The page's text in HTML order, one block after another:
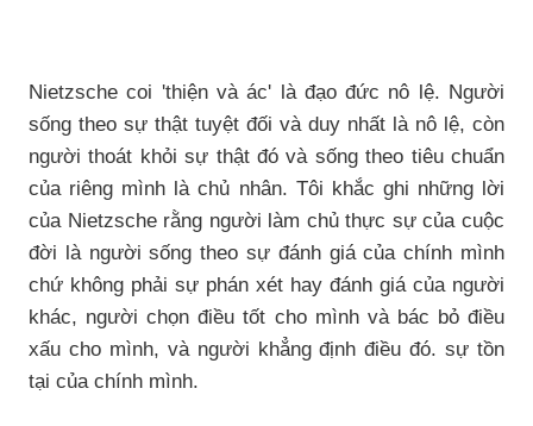
Nietzsche coi 'thiện và ác' là đạo đức nô lệ. Người
sống theo sự thật tuyệt đối và duy nhất là nô lệ, còn
người thoát khỏi sự thật đó và sống theo tiêu chuẩn
của riêng mình là chủ nhân. Tôi khắc ghi những lời
của Nietzsche rằng người làm chủ thực sự của cuộc
đời là người sống theo sự đánh giá của chính mình
chứ không phải sự phán xét hay đánh giá của người
khác, người chọn điều tốt cho mình và bác bỏ điều
xấu cho mình, và người khẳng định điều đó. sự tồn
tại của chính mình.